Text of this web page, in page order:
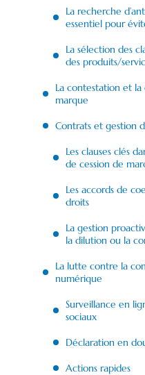
La recherche
essentiel pour
La sélection des
des produits/
La contestation et
marque
Contrats et gestion
Les clauses clés
de cession de
Les accords de
droits
La gestion
la dilution ou la
La lutte contre la
numérique
Surveillance en
sociaux
Déclaration en
Actions rapides